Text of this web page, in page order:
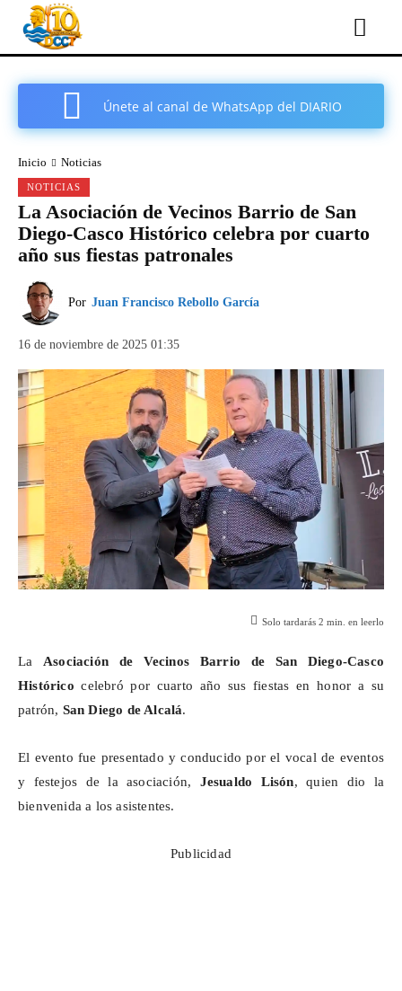
Únete al canal de WhatsApp del DIARIO
Inicio Noticias
NOTICIAS
La Asociación de Vecinos Barrio de San
Diego-Casco Histórico celebra por cuarto
año sus fiestas patronales
Por Juan Francisco Rebollo García
16 de noviembre de 2025 01:35
Solo tardarás 2 min. en leerlo
La Asociación de Vecinos Barrio de San Diego-Casco
Histórico celebró por cuarto año sus fiestas en honor a su
patrón, San Diego de Alcalá.
El evento fue presentado y conducido por el vocal de eventos
y festejos de la asociación, Jesualdo Lisón, quien dio la
bienvenida a los asistentes.
Publicidad